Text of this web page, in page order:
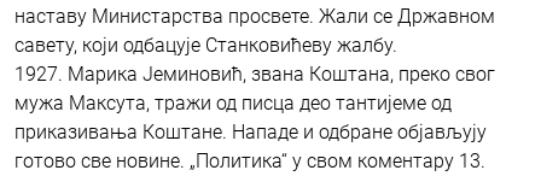
наставу Министарства просвете. Жали се Државном
савету, који одбацује Станковићеву жалбу.
1927. Марика Јеминовић, звана Коштана, преко свог
мужа Максута, тражи од писца део тантијеме од
приказивања Коштане. Нападе и одбране објављују
готово све новине. „Политика“ у свом коментару 13.